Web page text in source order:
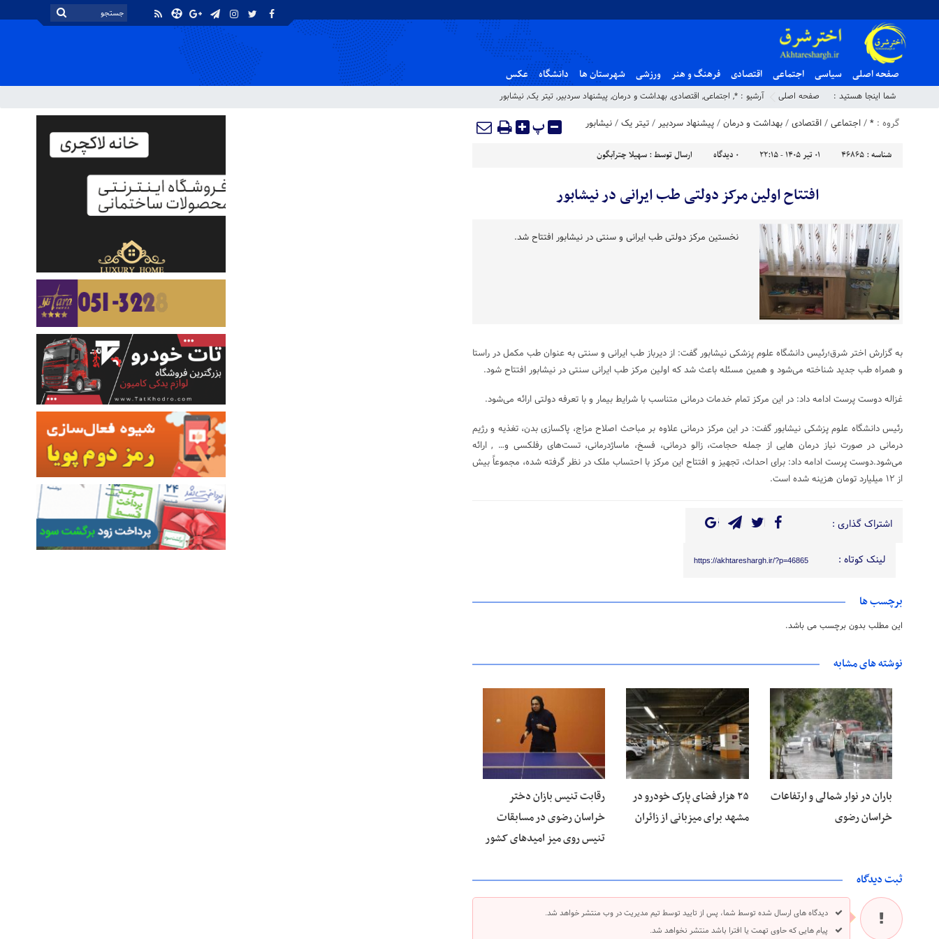
صفحه اصلی سیاسی اجتماعی اقتصادی فرهنگ و هنر ورزشی شهرستان ها دانشگاه عکس
شما اینجا هستید : صفحه اصلی آرشیو : *
, اجتماعی, اقتصادی, بهداشت و درمان, پیشنهاد سردبیر, تیتر یک, نیشابور
گروه : *
/اجتماعی/اقتصادی/بهداشت و درمان/پیشنهاد سردبیر/تیتر یک/نیشابور پ
شناسه : 46865 ۰۱ تیر ۱۴۰۵ - ۲۲:۱۵ ۰ دیدگاه ارسال توسط : سهیلا چترآبگون
افتتاح اولین مرکز دولتی طب ایرانی در نیشابور
نخستین مرکز دولتی طب ایرانی و سنتی در نیشابور افتتاح شد.
به گزارش اختر شرق؛رئیس دانشگاه علوم پزشکی نیشابور گفت: از دیرباز طب ایرانی و سنتی به عنوان طب مکمل در راستا
و همراه طب جدید شناخته می‌شود و همین مسئله باعث شد که اولین مرکز طب ایرانی سنتی در نیشابور افتتاح شود.
غزاله دوست پرست ادامه داد: در این مرکز تمام خدمات درمانی متناسب با شرایط بیمار و با تعرفه دولتی ارائه می‌شود.
رئیس دانشگاه علوم پزشکی نیشابور گفت: در این مرکز درمانی علاوه بر مباحث اصلاح مزاج، پاکسازی بدن، تغذیه و رژیم
درمانی در صورت نیاز درمان هایی از جمله حجامت، زالو درمانی، فسخ، ماساژدرمانی، تست‌های رفلکسی و… , ارائه
می‌شود.دوست پرست ادامه داد: برای احداث، تجهیز و افتتاح این مرکز با احتساب ملک در نظر گرفته شده، مجموعاً بیش
از ۱۲ میلیارد تومان هزینه شده است.
اشتراک گذاری :
لینک کوتاه : https://akhtareshargh.ir/?p=46865
برچسب ها
این مطلب بدون برچسب می باشد.
نوشته های مشابه
۱۵ مرداد ۱۴۰۵
باران در نوار شمالی و ارتفاعات
خراسان رضوی
۱۵ مرداد ۱۴۰۵
۲۵ هزار فضای پارک خودرو در
مشهد برای میزبانی از زائران
رقابت تنیس بازان دختر
خراسان رضوی در مسابقات
تنیس روی میز امیدهای کشور
ثبت دیدگاه
دیدگاه های ارسال شده توسط شما، پس از تایید توسط تیم مدیریت در وب منتشر خواهد شد.
پیام هایی که حاوی تهمت یا افترا باشد منتشر نخواهد شد.